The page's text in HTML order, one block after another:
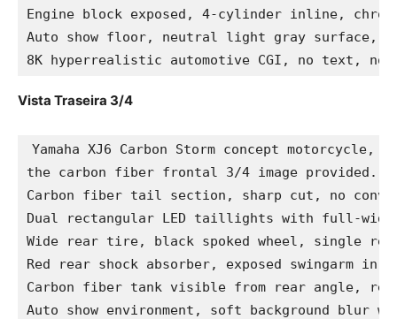
Engine block exposed, 4-cylinder inline,
Auto show floor, neutral light gray surface,
8K hyperrealistic automotive CGI, no text, no
Vista Traseira 3/4
Yamaha XJ6 Carbon Storm concept
the carbon fiber frontal 3/4 image provided.
Carbon fiber tail section, sharp cut, no
Dual rectangular LED taillights with full-width
Wide rear tire, black spoked wheel, single
Red rear shock absorber, exposed swingarm in
Carbon fiber tank visible from rear angle,
Auto show environment, soft background blur